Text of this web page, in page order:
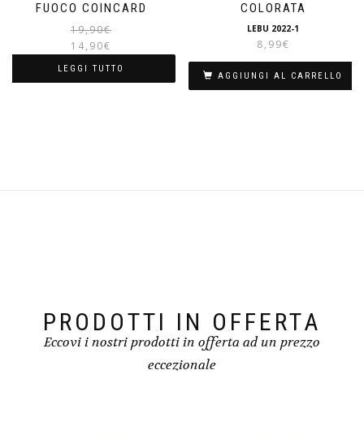
FUOCO COINCARD
19,90€
19,90€.
14,90€
14,90€.
LEGGI TUTTO
COLORATA
LEBU 2022-1
8,99€
AGGIUNGI AL CARRELLO
PRODOTTI IN OFFERTA
Eccovi i nostri prodotti in offerta ad un prezzo
eccezionale